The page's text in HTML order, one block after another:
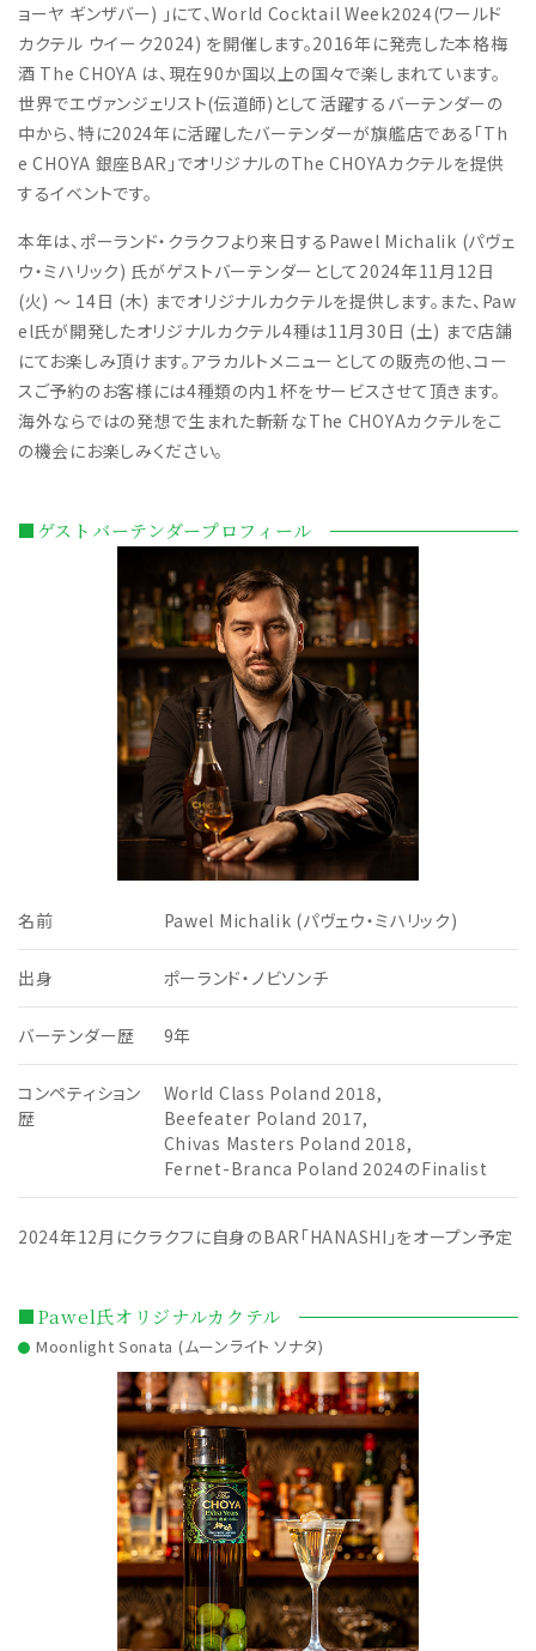
ョーヤ ギンザバー) 」にて、World Cocktail Week2024(ワールド
カクテル ウイーク2024) を開催します。2016年に発売した本格梅
酒 The CHOYA は、現在90か国以上の国々で楽しまれています。
世界でエヴァンジェリスト(伝道師)として活躍するバーテンダーの
中から、特に2024年に活躍したバーテンダーが旗艦店である「Th
e CHOYA 銀座BAR」でオリジナルのThe CHOYAカクテルを提供
するイベントです。
本年は、ポーランド・クラクフより来日するPawel Michalik (パヴェ
ウ・ミハリック) 氏がゲストバーテンダーとして2024年11月12日
(火) ～ 14日 (木) までオリジナルカクテルを提供します。また、Paw
el氏が開発したオリジナルカクテル4種は11月30日 (土) まで店舗
にてお楽しみ頂けます。アラカルトメニューとしての販売の他、コー
スご予約のお客様には4種類の内１杯をサービスさせて頂きます。
海外ならではの発想で生まれた斬新なThe CHOYAカクテルをこ
の機会にお楽しみください。
■ゲストバーテンダープロフィール
名前 Pawel Michalik (パヴェウ・ミハリック)
出身 ポーランド・ノビソンチ
バーテンダー歴 9年
コンペティション
歴
World Class Poland 2018,
Beefeater Poland 2017,
Chivas Masters Poland 2018,
Fernet-Branca Poland 2024のFinalist
2024年12月にクラクフに自身のBAR「HANASHI」をオープン予定
■Pawel氏オリジナルカクテル
Moonlight Sonata (ムーンライト ソナタ)